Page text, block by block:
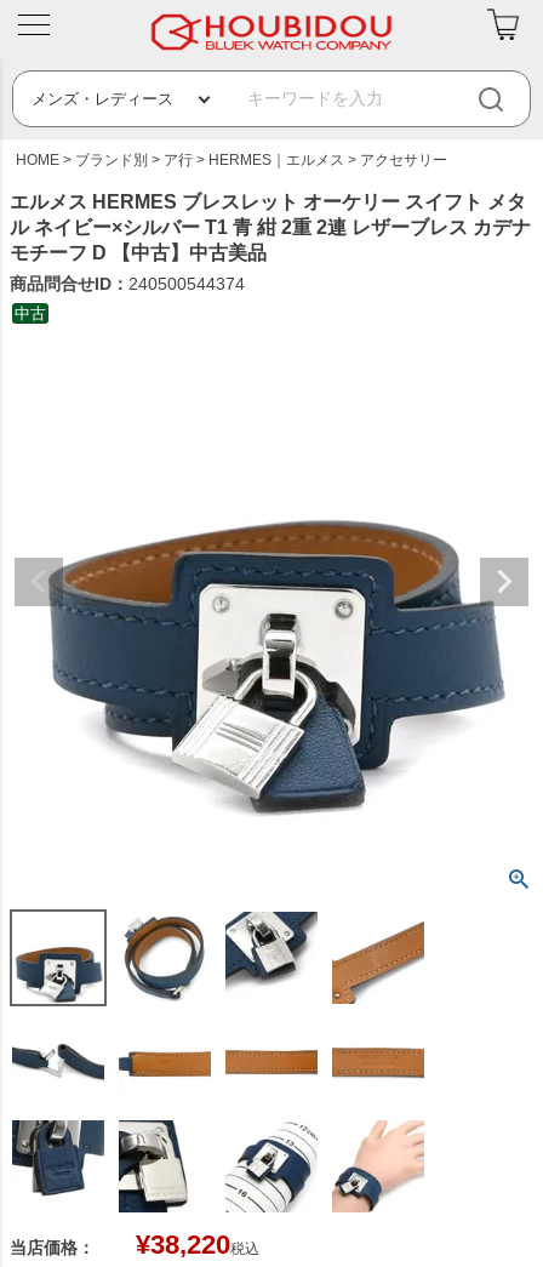
HOME ブランド別 ア行 HERMES｜エルメス アクセサリー
エルメス HERMES ブレスレット オーケリー スイフト メタ
ル ネイビー×シルバー T1 青 紺 2重 2連 レザーブレス カデナ
モチーフ D 【中古】中古美品
商品問合せID： 240500544374
中古
当店価格： ¥38,220税込